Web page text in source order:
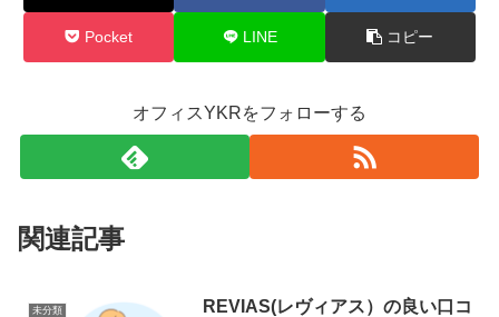
Pocket LINE コピー
オフィスYKRをフォローする
関連記事
未分類
REVIAS(レヴィアス）の良い口コ